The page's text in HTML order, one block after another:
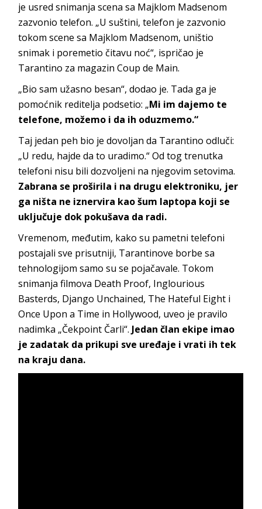
je usred snimanja scena sa Majklom Madsenom
zazvonio telefon. „U suštini, telefon je zazvonio
tokom scene sa Majklom Madsenom, uništio
snimak i poremetio čitavu noć“, ispričao je
Tarantino za magazin Coup de Main.
„Bio sam užasno besan“, dodao je. Tada ga je
pomoćnik reditelja podsetio: „Mi im dajemo te
telefone, možemo i da ih oduzmemo.“
Taj jedan peh bio je dovoljan da Tarantino odluči:
„U redu, hajde da to uradimo.“ Od tog trenutka
telefoni nisu bili dozvoljeni na njegovim setovima.
Zabrana se proširila i na drugu elektroniku, jer
ga ništa ne iznervira kao šum laptopa koji se
uključuje dok pokušava da radi.
Vremenom, međutim, kako su pametni telefoni
postajali sve prisutniji, Tarantinove borbe sa
tehnologijom samo su se pojačavale. Tokom
snimanja filmova Death Proof, Inglourious
Basterds, Django Unchained, The Hateful Eight i
Once Upon a Time in Hollywood, uveo je pravilo
nadimka „Čekpoint Čarli“. Jedan član ekipe imao
je zadatak da prikupi sve uređaje i vrati ih tek
na kraju dana.